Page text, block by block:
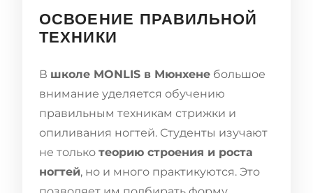
ОСВОЕНИЕ ПРАВИЛЬНОЙ
ТЕХНИКИ
В школе MONLIS в Мюнхене большое
внимание уделяется обучению
правильным техникам стрижки и
опиливания ногтей. Студенты изучают
не только теорию строения и роста
ногтей, но и много практикуются. Это